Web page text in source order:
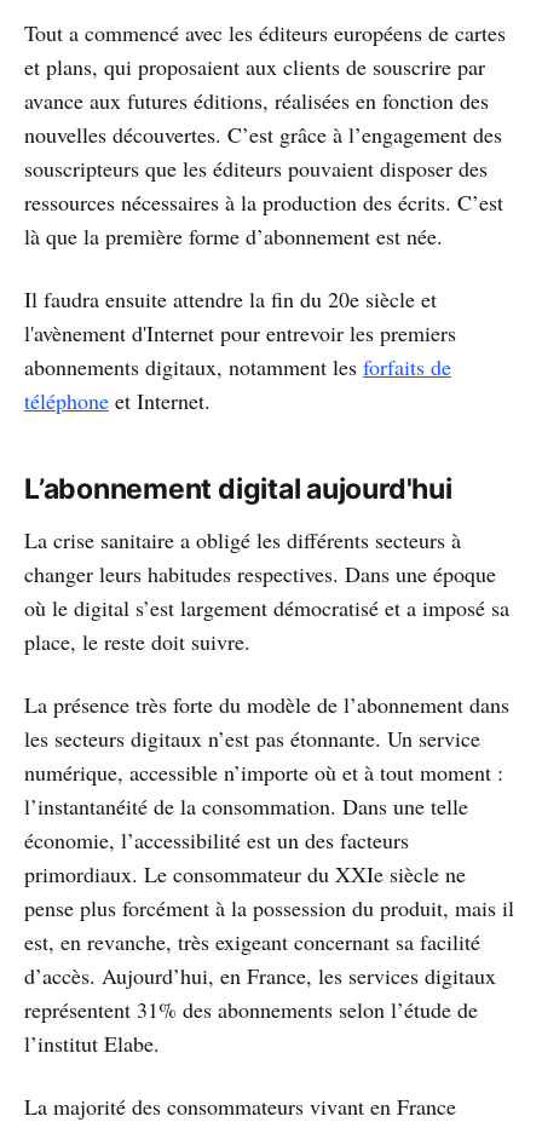
Tout a commencé avec les éditeurs européens de cartes
et plans, qui proposaient aux clients de souscrire par
avance aux futures éditions, réalisées en fonction des
nouvelles découvertes. C’est grâce à l’engagement des
souscripteurs que les éditeurs pouvaient disposer des
ressources nécessaires à la production des écrits. C’est
là que la première forme d’abonnement est née.
Il faudra ensuite attendre la fin du 20e siècle et
l'avènement d'Internet pour entrevoir les premiers
abonnements digitaux, notamment les forfaits de
téléphone et Internet.
L’abonnement digital aujourd'hui
La crise sanitaire a obligé les différents secteurs à
changer leurs habitudes respectives. Dans une époque
où le digital s’est largement démocratisé et a imposé sa
place, le reste doit suivre.
La présence très forte du modèle de l’abonnement dans
les secteurs digitaux n’est pas étonnante. Un service
numérique, accessible n’importe où et à tout moment :
l’instantanéité de la consommation. Dans une telle
économie, l’accessibilité est un des facteurs
primordiaux. Le consommateur du XXIe siècle ne
pense plus forcément à la possession du produit, mais il
est, en revanche, très exigeant concernant sa facilité
d’accès. Aujourd’hui, en France, les services digitaux
représentent 31% des abonnements selon l’étude de
l’institut Elabe.
La majorité des consommateurs vivant en France